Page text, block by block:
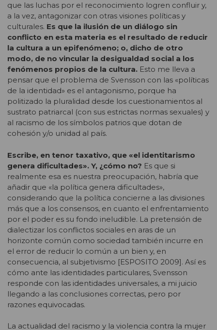
que las luchas por el reconocimiento logren confluir y,
a la vez, antagonizar con otras visiones políticas y
culturales. Es que la ilusión de un diálogo sin
conflicto en esta materia es el resultado de reducir
la cultura a un epifenómeno; o, dicho de otro
modo, de no vincular la desigualdad social a los
fenómenos propios de la cultura. Esto me lleva a
pensar que el problema de Svensson con las «políticas
de la identidad» es el antagonismo, porque ha
politizado la pluralidad desde los cuestionamientos al
sustrato patriarcal (con sus estrictas normas sexuales) y
al racismo de los símbolos patrios que dotan de
cohesión y/o unidad al país.
Escribe, en tenor taxativo, que «el identitarismo
genera dificultades». Y, ¿cómo no? Es que si
realmente esa es nuestra preocupación, habría que
añadir que «la política genera dificultades»,
considerando que la política concierne a las divisiones
más que a los consensos, en cuanto el enfrentamiento
por el poder es su fondo ineludible. La pretensión de
dialectizar los conflictos sociales en aras de un
horizonte común como sociedad también incurre en
el error de reducir lo común a un bien y, en
consecuencia, al subjetivismo [ESPOSITO 2009]. Así es
cómo ante las identidades particulares, Svensson
responde con las identidades universales, a mi juicio
llegando a las conclusiones correctas, pero por
razones equivocadas.
La actualidad del racismo y la violencia contra la mujer